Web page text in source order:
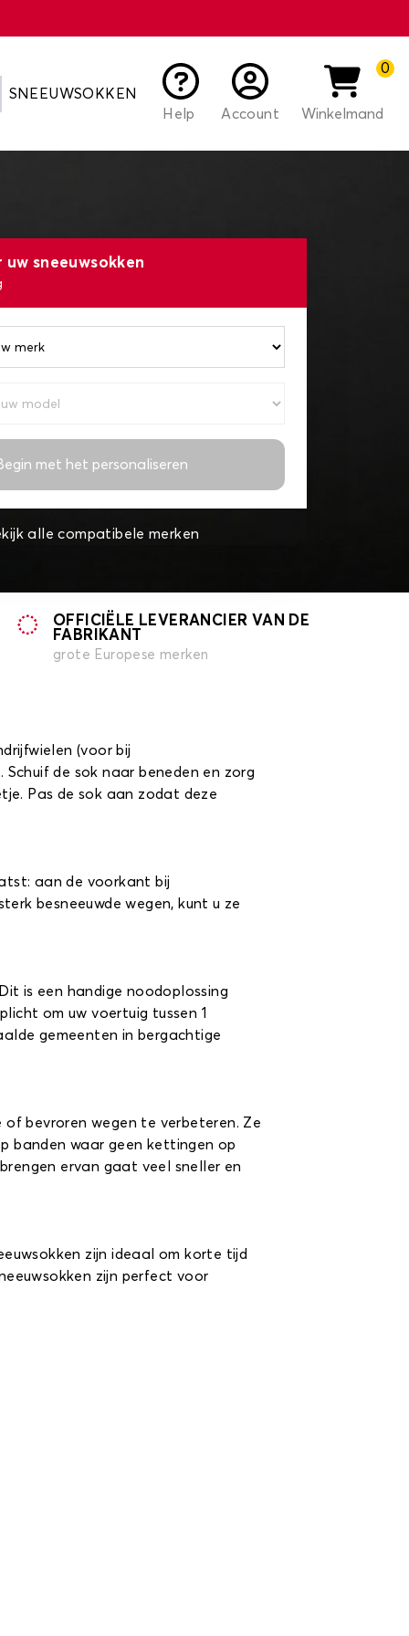
SNEEUWSOKKEN
Help
Account
0
Winkelmand
uw sneeuwsokken
met het personaliseren
alle compatibele merken
OFFICIËLE LEVERANCIER VAN DE
FABRIKANT
grote Europese merken
(voor bij
de sok naar beneden en zorg
Pas de sok aan zodat deze
aan de voorkant bij
besneeuwde wegen, kunt u ze
is een handige noodoplossing
om uw voertuig tussen 1
gemeenten in bergachtige
of bevroren wegen te verbeteren. Ze
banden waar geen kettingen op
ervan gaat veel sneller en
zijn ideaal om korte tijd
zijn perfect voor